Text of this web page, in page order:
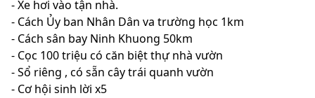
- Xe hơi vào tận nhà.
- Cách Ủy ban Nhân Dân va trường học 1km
- Cách sân bay Ninh Khuong 50km
- Cọc 100 triệu có căn biệt thự nhà vườn
- Sổ riêng , có sẵn cây trái quanh vườn
- Cơ hội sinh lời x5